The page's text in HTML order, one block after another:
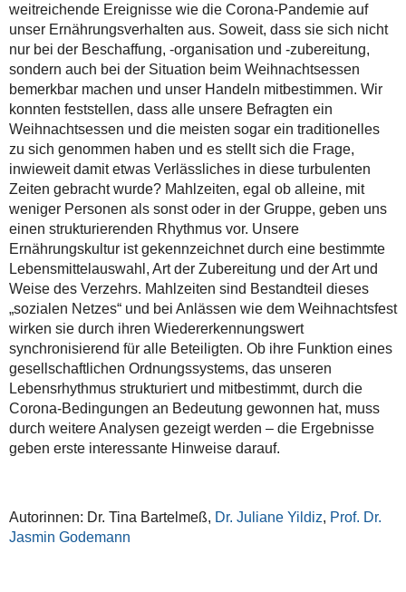
weitreichende Ereignisse wie die Corona-Pandemie auf
unser Ernährungsverhalten aus. Soweit, dass sie sich nicht
nur bei der Beschaffung, -organisation und -zubereitung,
sondern auch bei der Situation beim Weihnachtsessen
bemerkbar machen und unser Handeln mitbestimmen. Wir
konnten feststellen, dass alle unsere Befragten ein
Weihnachtsessen und die meisten sogar ein traditionelles
zu sich genommen haben und es stellt sich die Frage,
inwieweit damit etwas Verlässliches in diese turbulenten
Zeiten gebracht wurde? Mahlzeiten, egal ob alleine, mit
weniger Personen als sonst oder in der Gruppe, geben uns
einen strukturierenden Rhythmus vor. Unsere
Ernährungskultur ist gekennzeichnet durch eine bestimmte
Lebensmittelauswahl, Art der Zubereitung und der Art und
Weise des Verzehrs. Mahlzeiten sind Bestandteil dieses
„sozialen Netzes“ und bei Anlässen wie dem Weihnachtsfest
wirken sie durch ihren Wiedererkennungswert
synchronisierend für alle Beteiligten. Ob ihre Funktion eines
gesellschaftlichen Ordnungssystems, das unseren
Lebensrhythmus strukturiert und mitbestimmt, durch die
Corona-Bedingungen an Bedeutung gewonnen hat, muss
durch weitere Analysen gezeigt werden – die Ergebnisse
geben erste interessante Hinweise darauf.
Autorinnen: Dr. Tina Bartelmeß, Dr. Juliane Yildiz, Prof. Dr.
Jasmin Godemann